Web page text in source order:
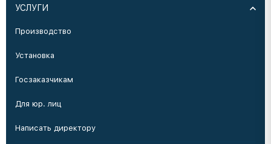
УСЛУГИ
Производство
Установка
Госзаказчикам
Для юр. лиц
Написать директору